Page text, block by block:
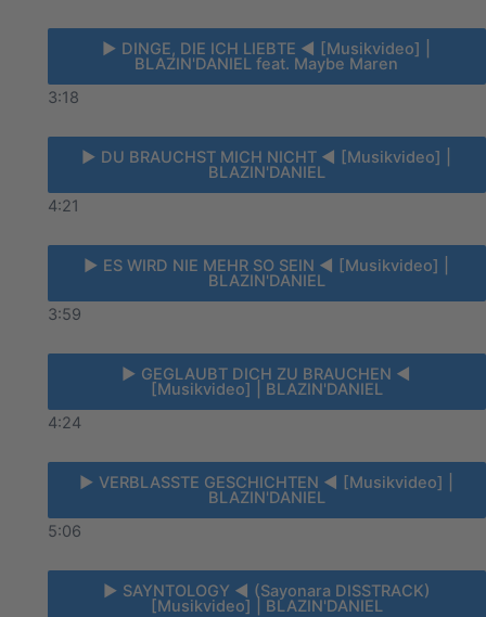
► DINGE, DIE ICH LIEBTE ◄ [Musikvideo] |
BLAZIN'DANIEL feat. Maybe Maren
3:18
► DU BRAUCHST MICH NICHT ◄ [Musikvideo] |
BLAZIN'DANIEL
4:21
► ES WIRD NIE MEHR SO SEIN ◄ [Musikvideo] |
BLAZIN'DANIEL
3:59
► GEGLAUBT DICH ZU BRAUCHEN ◄
[Musikvideo] | BLAZIN'DANIEL
4:24
► VERBLASSTE GESCHICHTEN ◄ [Musikvideo] |
BLAZIN'DANIEL
5:06
► SAYNTOLOGY ◄ (Sayonara DISSTRACK)
[Musikvideo] | BLAZIN'DANIEL